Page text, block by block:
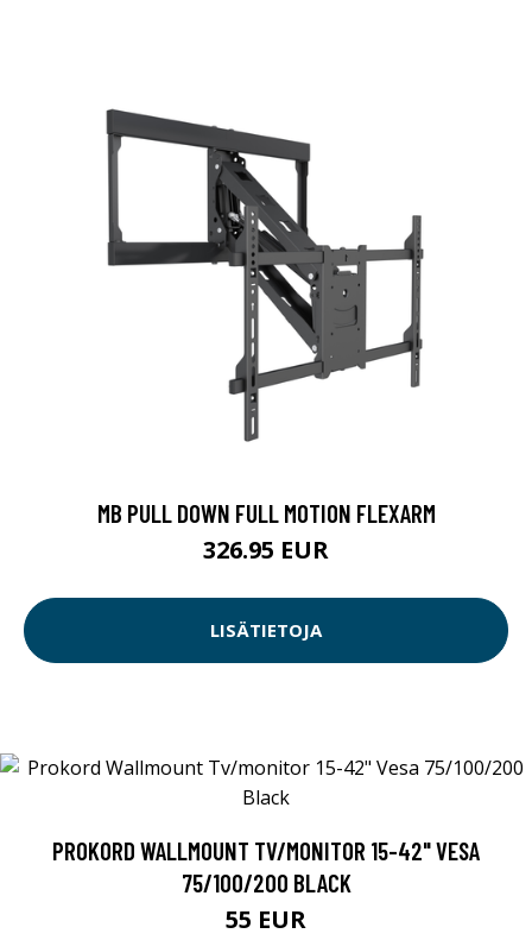
MB PULL DOWN FULL MOTION FLEXARM
326.95 EUR
LISÄTIETOJA
PROKORD WALLMOUNT TV/MONITOR 15-42" VESA
75/100/200 BLACK
55 EUR